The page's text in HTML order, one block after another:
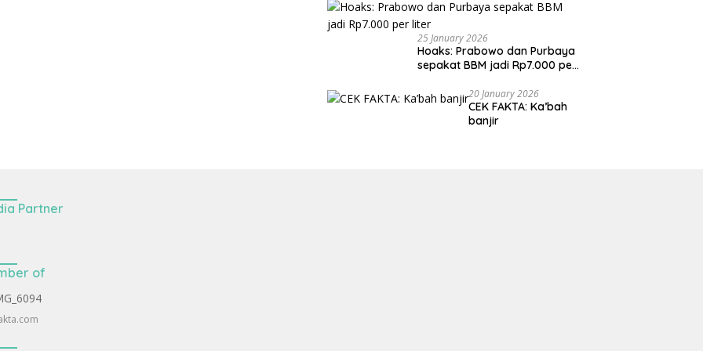
25 January 2026
Hoaks: Prabowo dan Purbaya
sepakat BBM jadi Rp7.000 per
20 January 2026
CEK FAKTA: Ka’bah
banjir
Partner
of